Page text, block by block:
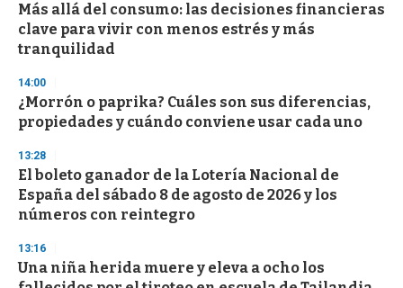
Más allá del consumo: las decisiones financieras
clave para vivir con menos estrés y más
tranquilidad
14:00
¿Morrón o paprika? Cuáles son sus diferencias,
propiedades y cuándo conviene usar cada uno
13:28
El boleto ganador de la Lotería Nacional de
España del sábado 8 de agosto de 2026 y los
números con reintegro
13:16
Una niña herida muere y eleva a ocho los